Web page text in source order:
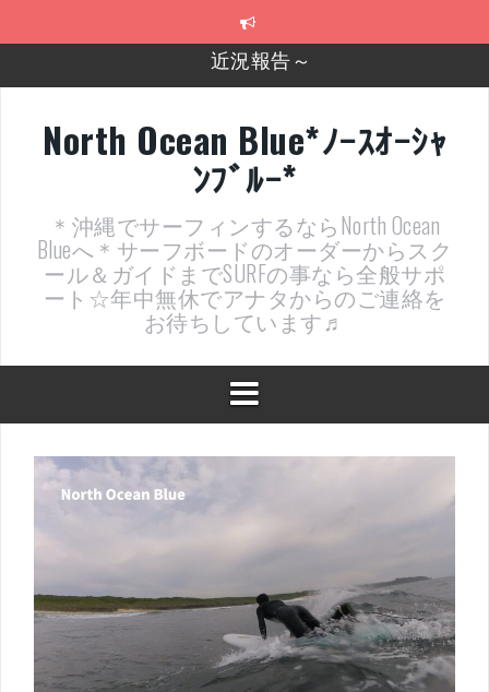
2026年明けました〜
近況報告ww
ヤッチマッターーーー！！！
支部長就任報告と支部予選・検定開催決定！
近況報告～
North Ocean Blue*ﾉｰｽｵｰｼｬ
ﾝﾌﾞﾙｰ*
＊沖縄でサーフィンするならNorth Ocean
Blueへ＊サーフボードのオーダーからスク
ール＆ガイドまでSURFの事なら全般サポ
ート☆年中無休でアナタからのご連絡を
お待ちしています♬